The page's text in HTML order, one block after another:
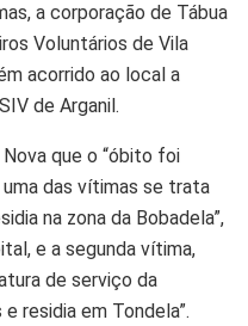
a corporação de Tábua
Voluntários de Vila
acorrido ao local a
de Arganil.
que o “óbito foi
das vítimas se trata
na zona da Bobadela”,
e a segunda vítima,
de serviço da
residia em Tondela”.